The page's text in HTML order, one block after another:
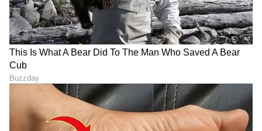
DOWNLOAD APP
RECOMMENDED STORIES